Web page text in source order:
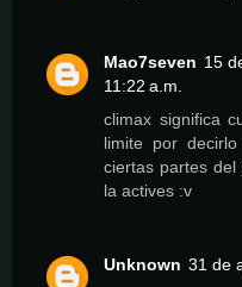
Mao7seven 15
11:22 a.m.
climax significa
limite por
ciertas partes
la actives :v
Unknown 31 de